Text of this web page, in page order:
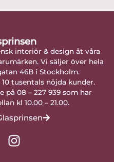
interiör & design åt våra
Vi säljer över hela
46B i Stockholm.
tusentals nöjda kunder.
på 08 – 227 939 som har
kl 10.00 – 21.00.
I
n